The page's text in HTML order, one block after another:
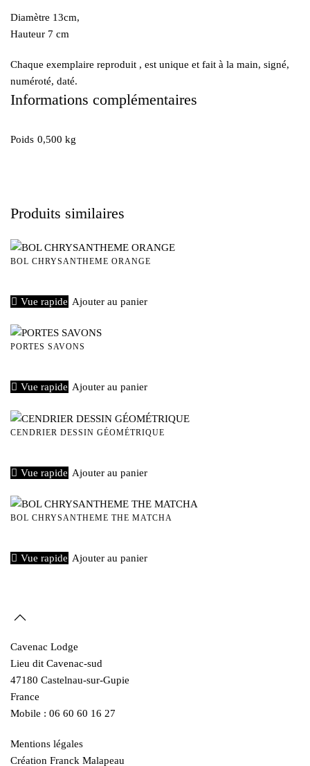
Diamètre 13cm,
Hauteur 7 cm
Chaque exemplaire reproduit , est unique et fait à la main, signé,
numéroté, daté.
Informations complémentaires
Poids 0,500 kg
Produits similaires
BOL CHRYSANTHEME ORANGE
Vue rapide Ajouter au panier
PORTES SAVONS
Vue rapide Ajouter au panier
CENDRIER DESSIN GÉOMÉTRIQUE
Vue rapide Ajouter au panier
BOL CHRYSANTHEME THE MATCHA
Vue rapide Ajouter au panier
Cavenac Lodge
Lieu dit Cavenac-sud
47180 Castelnau-sur-Gupie
France
Mobile : 06 60 60 16 27
Mentions légales
Création Franck Malapeau